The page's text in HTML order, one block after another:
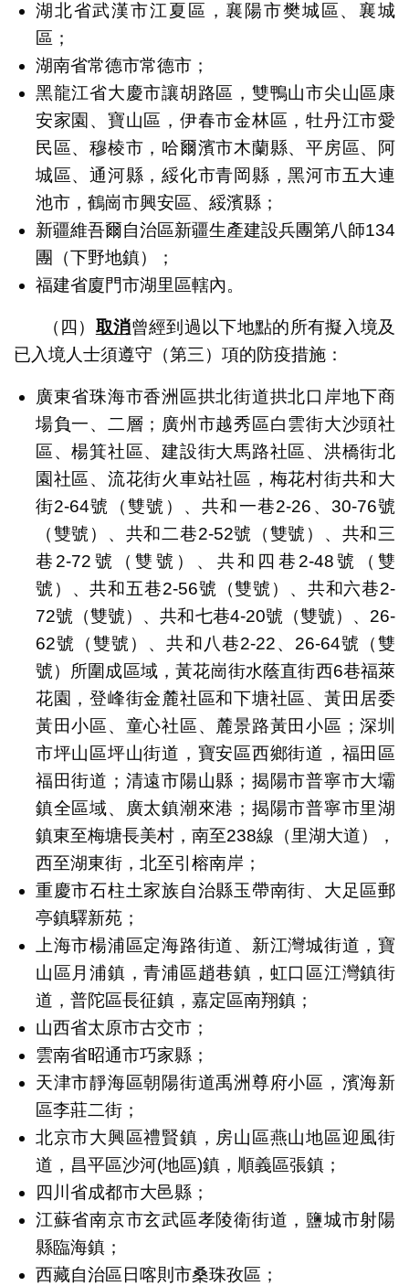
湖北省武漢市江夏區，襄陽市樊城區、襄城
區；
湖南省常德市常德市；
黑龍江省大慶市讓胡路區，雙鴨山市尖山區康
安家園、寶山區，伊春市金林區，牡丹江市愛
民區、穆棱市，哈爾濱市木蘭縣、平房區、阿
城區、通河縣，綏化市青岡縣，黑河市五大連
池市，鶴崗市興安區、綏濱縣；
新疆維吾爾自治區新疆生產建設兵團第八師134
團（下野地鎮）；
福建省廈門市湖里區轄內。
（四） 取消曾經到過以下地點的所有擬入境及
已入境人士須遵守（第三）項的防疫措施：
廣東省珠海市香洲區拱北街道拱北口岸地下商
場負一、二層；廣州市越秀區白雲街大沙頭社
區、楊箕社區、建設街大馬路社區、洪橋街北
園社區、流花街火車站社區，梅花村街共和大
街2-64號（雙號）、共和一巷2-26、30-76號
（雙號）、共和二巷2-52號（雙號）、共和三
巷2-72號（雙號）、共和四巷2-48號（雙
號）、共和五巷2-56號（雙號）、共和六巷2-
72號（雙號）、共和七巷4-20號（雙號）、26-
62號（雙號）、共和八巷2-22、26-64號（雙
號）所圍成區域，黃花崗街水蔭直街西6巷福萊
花園，登峰街金麓社區和下塘社區、黃田居委
黃田小區、童心社區、麓景路黃田小區；深圳
市坪山區坪山街道，寶安區西鄉街道，福田區
福田街道；清遠市陽山縣；揭陽市普寧市大壩
鎮全區域、廣太鎮潮來港；揭陽市普寧市里湖
鎮東至梅塘長美村，南至238線（里湖大道），
西至湖東街，北至引榕南岸；
重慶市石柱土家族自治縣玉帶南街、大足區郵
亭鎮驛新苑；
上海市楊浦區定海路街道、新江灣城街道，寶
山區月浦鎮，青浦區趙巷鎮，虹口區江灣鎮街
道，普陀區長征鎮，嘉定區南翔鎮；
山西省太原市古交市；
雲南省昭通市巧家縣；
天津市靜海區朝陽街道禹洲尊府小區，濱海新
區李莊二街；
北京市大興區禮賢鎮，房山區燕山地區迎風街
道，昌平區沙河(地區)鎮，順義區張鎮；
四川省成都市大邑縣；
江蘇省南京市玄武區孝陵衛街道，鹽城市射陽
縣臨海鎮；
西藏自治區日喀則市桑珠孜區；